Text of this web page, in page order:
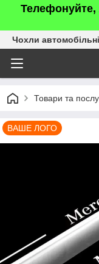
Чохли
Товари та
ВАШЕ ЛОГО